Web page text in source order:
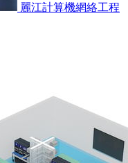
麗江計算機網絡工程